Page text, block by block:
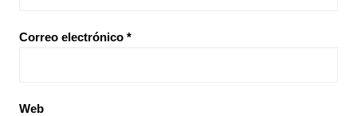
Correo electrónico *
Web